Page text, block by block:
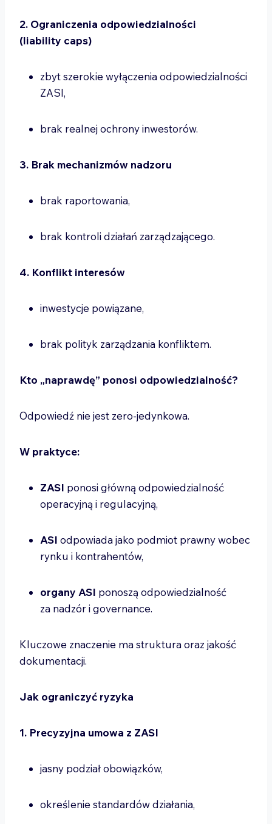
2. Ograniczenia odpowiedzialności
(liability caps)
zbyt szerokie wyłączenia odpowiedzialności
ZASI,
brak realnej ochrony inwestorów.
3. Brak mechanizmów nadzoru
brak raportowania,
brak kontroli działań zarządzającego.
4. Konflikt interesów
inwestycje powiązane,
brak polityk zarządzania konfliktem.
Kto „naprawdę” ponosi odpowiedzialność?
Odpowiedź nie jest zero-jedynkowa.
W praktyce:
ZASI ponosi główną odpowiedzialność
operacyjną i regulacyjną,
ASI odpowiada jako podmiot prawny wobec
rynku i kontrahentów,
organy ASI ponoszą odpowiedzialność
za nadzór i governance.
Kluczowe znaczenie ma struktura oraz jakość
dokumentacji.
Jak ograniczyć ryzyka
1. Precyzyjna umowa z ZASI
jasny podział obowiązków,
określenie standardów działania,